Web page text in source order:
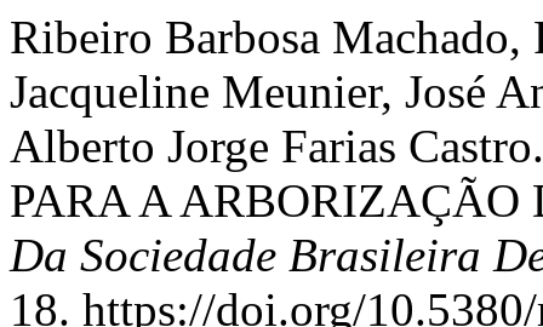
Ribeiro Barbosa Machado,
Jacqueline Meunier, José
Alberto Jorge Farias
PARA A
Da Sociedade Brasileira
18. https://doi.org/